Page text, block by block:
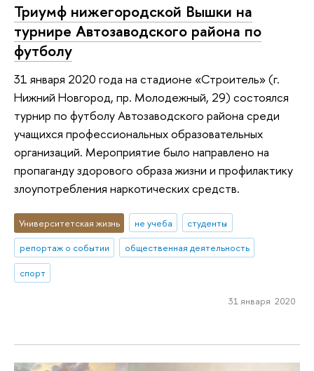
Триумф нижегородской Вышки на
турнире Автозаводского района по
футболу
31 января 2020 года на стадионе «Строитель» (г.
Нижний Новгород, пр. Молодежный, 29) состоялся
турнир по футболу Автозаводского района среди
учащихся профессиональных образовательных
организаций. Мероприятие было направлено на
пропаганду здорового образа жизни и профилактику
злоупотребления наркотических средств.
Университетская жизнь не учеба
студенты
репортаж о событии
общественная деятельность
спорт
31 января 2020